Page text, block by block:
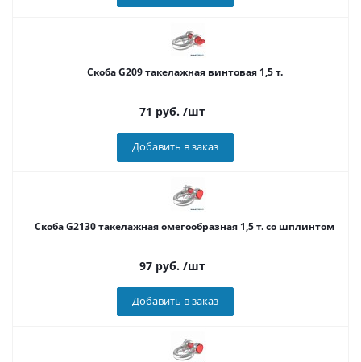
Скоба G209 такелажная винтовая 1,5 т.
71 руб. /шт
Добавить в заказ
Cкоба G2130 такелажная омегообразная 1,5 т. со шплинтом
97 руб. /шт
Добавить в заказ